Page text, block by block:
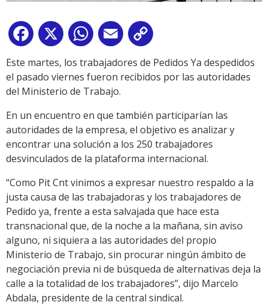
Facebook
X WhatsApp
Email
Link
Este martes, los trabajadores de Pedidos Ya despedidos
el pasado viernes fueron recibidos por las autoridades
del Ministerio de Trabajo.
En un encuentro en que también participarían las
autoridades de la empresa, el objetivo es analizar y
encontrar una solución a los 250 trabajadores
desvinculados de la plataforma internacional.
“Como Pit Cnt vinimos a expresar nuestro respaldo a la
justa causa de las trabajadoras y los trabajadores de
Pedido ya, frente a esta salvajada que hace esta
transnacional que, de la noche a la mañana, sin aviso
alguno, ni siquiera a las autoridades del propio
Ministerio de Trabajo, sin procurar ningún ámbito de
negociación previa ni de búsqueda de alternativas deja la
calle a la totalidad de los trabajadores”, dijo Marcelo
Abdala, presidente de la central sindical.